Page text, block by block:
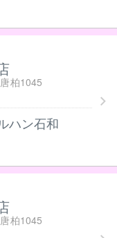
柏1045
ハン石和
柏1045